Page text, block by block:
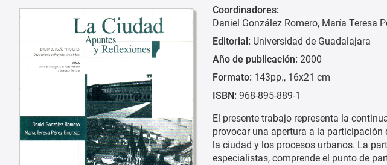
Coordinadores:
Daniel González Romero María Teresa
Editorial: Universidad de Guadalajara
Año de publicación: 2000
Formato: 143pp., 16x21 cm
ISBN: 968-895-889-1
El presente trabajo representa la
provocar una apertura a la
la ciudad y los procesos urbanos. La
especialistas, comprende el punto de